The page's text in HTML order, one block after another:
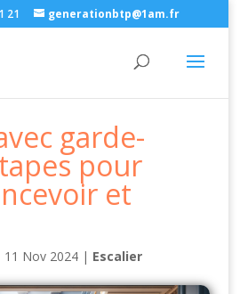
21 generationbtp@1am.fr
garde-
pour
et
11 Nov 2024| Escalier